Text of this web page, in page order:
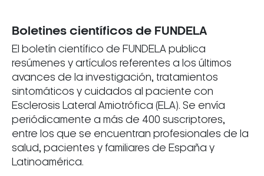
Boletines científicos de FUNDELA
El boletín científico de FUNDELA publica
resúmenes y artículos referentes a los últimos
avances de la investigación, tratamientos
sintomáticos y cuidados al paciente con
Esclerosis Lateral Amiotrófica (ELA). Se envía
periódicamente a más de 400 suscriptores,
entre los que se encuentran profesionales de la
salud, pacientes y familiares de España y
Latinoamérica.